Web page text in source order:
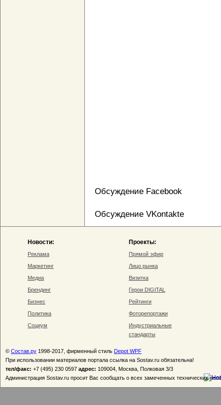
Обсуждение Facebook
Обсуждение VKontakte
Новости:
Реклама
Маркетинг
Медиа
Брендинг
Бизнес
Политика
Социум
Проекты:
Прямой эфир
Лицо рынка
Визитка
Герои DIGITAL
Рейтинги
Фоторепортажи
Индустриальные
стандарты
© Состав.ру 1998-2017, фирменный стиль Depot WPF
При использовании материалов портала ссылка на Sostav.ru обязательна!
тел/факс: +7 (495) 230 0597 адрес: 109004, Москва, Полковая 3/3
Администрация Sostav.ru просит Вас сообщать о всех замеченных технических